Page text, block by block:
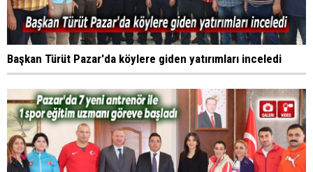
Başkan Türüt Pazar'da köylere giden yatırımları inceledi